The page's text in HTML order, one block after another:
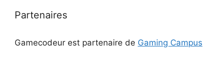
Partenaires
Gamecodeur est partenaire de Gaming Campus